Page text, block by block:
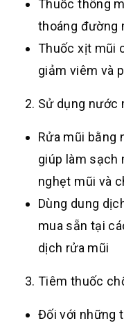
Thuốc thông
thoáng đường
Thuốc xịt mũi
giảm viêm và
Sử dụng nước
Rửa mũi bằng
giúp làm sạch
nghẹt mũi và
Dùng dung
mua sẵn tại
dịch rửa mũi
Tiêm thuốc
Đối với những